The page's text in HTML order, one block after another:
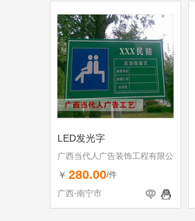
LED发光字
广西当代人广告装饰工程有限公
司
￥ 280.00/件
广西-南宁市